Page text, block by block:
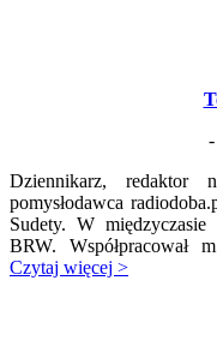
Dziennikarz, redaktor
pomysłodawca
Sudety. W międzyczasie
BRW. Współpracował
Czytaj więcej >